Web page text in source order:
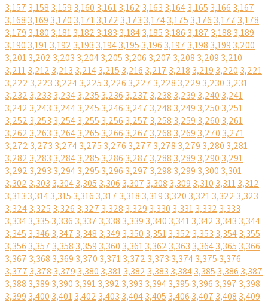
3,157 3,158 3,159 3,160 3,1613,162 3,163 3,1643,165 3,166 3,167
3,168 3,169 3,170 3,1713,172 3,173 3,1743,175 3,176 3,177 3,178
3,179 3,180 3,1813,182 3,183 3,1843,185 3,186 3,187 3,188 3,189
3,190 3,1913,192 3,193 3,1943,195 3,196 3,197 3,198 3,199 3,200
3,2013,202 3,203 3,2043,205 3,206 3,207 3,208 3,209 3,210
3,2113,212 3,213 3,2143,215 3,216 3,217 3,218 3,219 3,220 3,221
3,222 3,223 3,2243,225 3,226 3,227 3,228 3,229 3,230 3,231
3,232 3,233 3,2343,235 3,236 3,237 3,238 3,239 3,240 3,241
3,242 3,243 3,2443,245 3,246 3,247 3,248 3,249 3,250 3,251
3,252 3,253 3,2543,255 3,256 3,257 3,258 3,259 3,260 3,261
3,262 3,263 3,2643,265 3,266 3,267 3,268 3,269 3,270 3,271
3,272 3,273 3,2743,275 3,276 3,277 3,278 3,279 3,280 3,281
3,282 3,283 3,2843,285 3,286 3,287 3,288 3,289 3,290 3,291
3,292 3,293 3,2943,295 3,296 3,297 3,298 3,299 3,300 3,301
3,302 3,303 3,3043,305 3,306 3,307 3,308 3,309 3,310 3,3113,312
3,313 3,3143,315 3,316 3,317 3,318 3,319 3,320 3,3213,322 3,323
3,3243,325 3,326 3,327 3,328 3,329 3,330 3,3313,332 3,333
3,3343,335 3,336 3,337 3,338 3,339 3,340 3,3413,342 3,343 3,344
3,345 3,346 3,347 3,348 3,349 3,350 3,3513,352 3,353 3,3543,355
3,356 3,357 3,358 3,359 3,360 3,3613,362 3,363 3,3643,365 3,366
3,367 3,368 3,369 3,370 3,3713,372 3,373 3,3743,375 3,376
3,377 3,378 3,379 3,380 3,3813,382 3,383 3,3843,385 3,386 3,387
3,388 3,389 3,390 3,3913,392 3,393 3,3943,395 3,396 3,397 3,398
3,399 3,400 3,4013,402 3,403 3,4043,405 3,406 3,407 3,408 3,409